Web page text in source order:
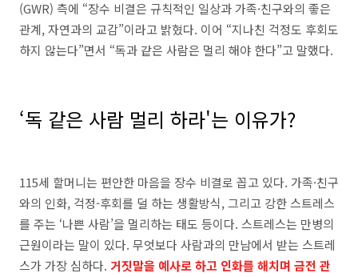
(GWR) 측에 “장수 비결은 규칙적인 일상과 가족·친구와의 좋은
관계, 자연과의 교감”이라고 밝혔다. 이어 “지나친 걱정도 후회도
하지 않는다”면서 “독과 같은 사람은 멀리 해야 한다”고 말했다.
‘독 같은 사람 멀리 하라'는 이유가?
115세 할머니는 편안한 마음을 장수 비결로 꼽고 있다. 가족·친구
와의 인화, 걱정-후회를 덜 하는 생활방식, 그리고 강한 스트레스
를 주는 ‘나쁜 사람’을 멀리하는 태도 등이다. 스트레스는 만병의
근원이라는 말이 있다. 무엇보다 사람과의 만남에서 받는 스트레
스가 가장 심하다. 거짓말을 예사로 하고 인화를 해치며 금전 관